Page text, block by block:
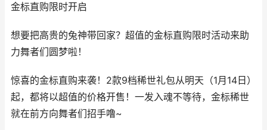
金标直购限时开启
想要把高贵的兔神带回家？超值的金标直购限时活动来助
力舞者们圆梦啦！
惊喜的金标直购来袭！2款9档稀世礼包从明天（1月14日）
起，都将以超值的价格开售！一发入魂不等待，金标稀世
就在前方向舞者们招手噜~